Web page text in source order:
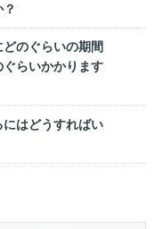
のぐらいの期間
らいかかります
はどうすればい